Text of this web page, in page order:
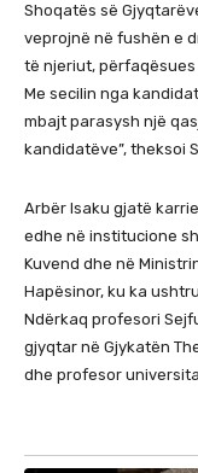
Shoqatës së
veprojnë në fushën e
të njeriut,
Me secilin nga
mbajt parasysh një
kandidatëve”, theksoi
Arbër Isaku gjatë
edhe në institucione
Kuvend dhe në
Hapësinor, ku ka
Ndërkaq profesori
gjyqtar në Gjykatën
dhe profesor